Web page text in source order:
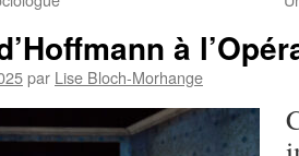
à
par Lise Bloch-Morhange